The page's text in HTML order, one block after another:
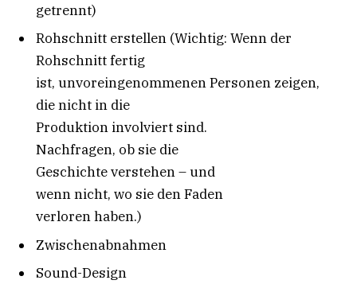
getrennt)
Rohschnitt erstellen (Wichtig: Wenn der
Rohschnitt fertig
ist, unvoreingenommenen Personen zeigen,
die nicht in die
Produktion involviert sind.
Nachfragen, ob sie die
Geschichte verstehen – und
wenn nicht, wo sie den Faden
verloren haben.)
Zwischenabnahmen
Sound-Design